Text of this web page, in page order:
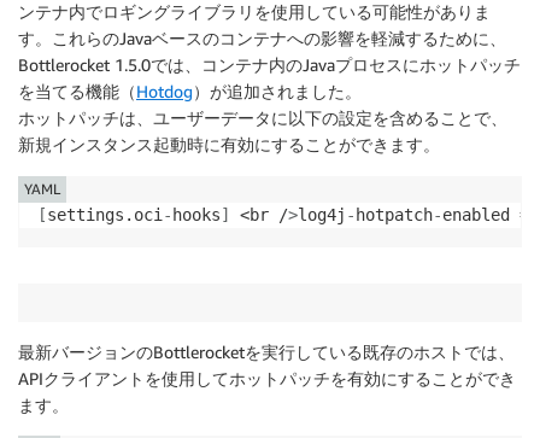
ンテナ内でロギングライブラリを使用している可能性がありま
す。これらのJavaベースのコンテナへの影響を軽減するために、
Bottlerocket 1.5.0では、コンテナ内のJavaプロセスにホットパッチ
を当てる機能（Hotdog）が追加されました。
ホットパッチは、ユーザーデータに以下の設定を含めることで、
新規インスタンス起動時に有効にすることができます。
[settings.oci - hooks] <br />log4j - hotpatch-enabled =
YAML
最新バージョンのBottlerocketを実行している既存のホストでは、
APIクライアントを使用してホットパッチを有効にすることができ
ます。